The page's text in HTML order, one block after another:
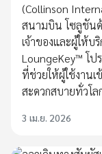
(Collinson
สนามบิน โซลูชันด้
เจ้าของและผู้ให้บ
LoungeKey™ โป
ที่ช่วยให้ผู้ใช้งานเ
สะดวกสบายทั่วโล
3 เม.ย. 2026